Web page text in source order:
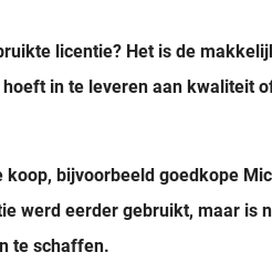
licentie? Het is de
in te leveren aan kwaliteit
bijvoorbeeld goedkope
werd eerder gebruikt, maar is
te schaffen.